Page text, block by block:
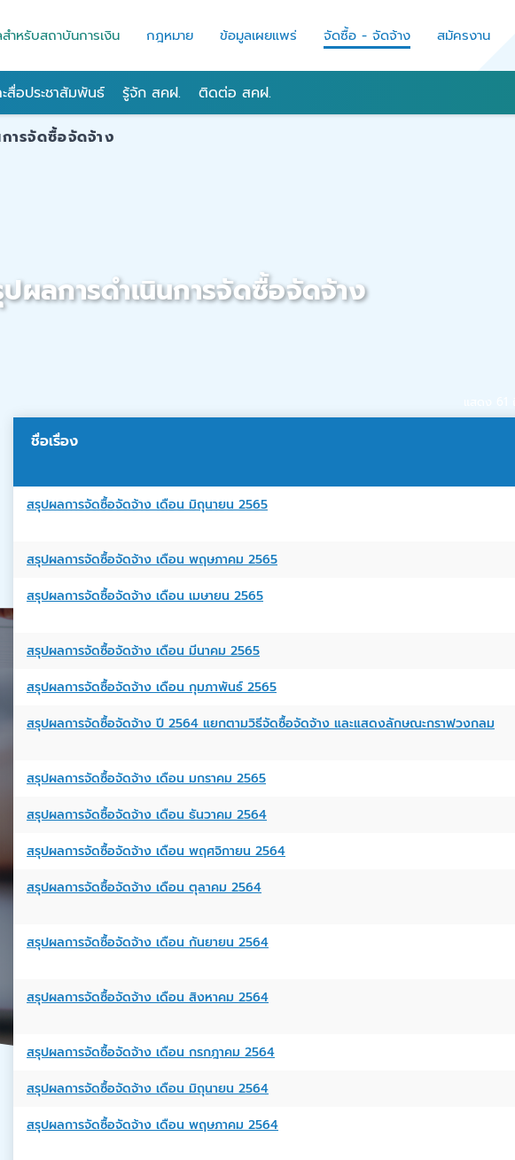
ำหรับสถาบันการเงิน กฎหมาย ข้อมูลเผยแพร่ จัดซื้อ - จัดจ้าง สมัครงาน
สื่อประชาสัมพันธ์ รู้จัก สคฝ. ติดต่อ สคฝ.
ารจัดซื้อจัดจ้าง
ผลการดำเนินการจัดซื้อจัดจ้าง
ชื่อเรื่อง
สรุปผลการจัดซื้อจัดจ้าง เดือน มิถุนายน 2565
สรุปผลการจัดซื้อจัดจ้าง เดือน พฤษภาคม 2565
สรุปผลการจัดซื้อจัดจ้าง เดือน เมษายน 2565
สรุปผลการจัดซื้อจัดจ้าง เดือน มีนาคม 2565
สรุปผลการจัดซื้อจัดจ้าง เดือน กุมภาพันธ์ 2565
สรุปผลการจัดซื้อจัดจ้าง ปี 2564 แยกตามวิธีจัดซื้อจัดจ้าง และแสดงลักษณะกราฟวงกลม
สรุปผลการจัดซื้อจัดจ้าง เดือน มกราคม 2565
สรุปผลการจัดซื้อจัดจ้าง เดือน ธันวาคม 2564
สรุปผลการจัดซื้อจัดจ้าง เดือน พฤศจิกายน 2564
สรุปผลการจัดซื้อจัดจ้าง เดือน ตุลาคม 2564
สรุปผลการจัดซื้อจัดจ้าง เดือน กันยายน 2564
สรุปผลการจัดซื้อจัดจ้าง เดือน สิงหาคม 2564
สรุปผลการจัดซื้อจัดจ้าง เดือน กรกฎาคม 2564
สรุปผลการจัดซื้อจัดจ้าง เดือน มิถุนายน 2564
สรุปผลการจัดซื้อจัดจ้าง เดือน พฤษภาคม 2564